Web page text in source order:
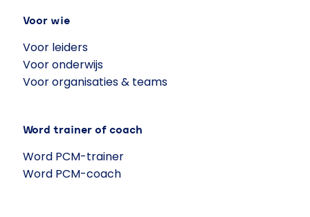
Voor wie
Voor leiders
Voor onderwijs
Voor organisaties & teams
Word trainer of coach
Word PCM-trainer
Word PCM-coach